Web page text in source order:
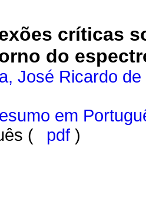
críticas
do
José Ricardo de
em
(
pdf )